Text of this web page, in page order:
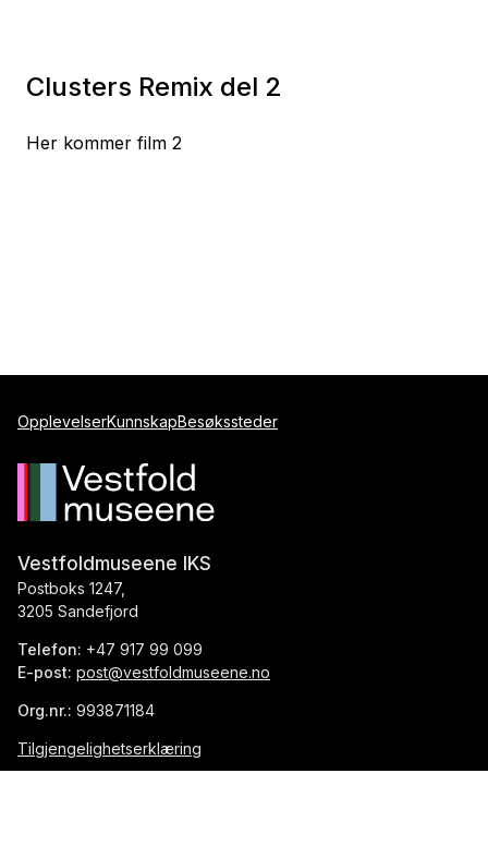
Clusters Remix del 2
Her kommer film 2
OpplevelserKunnskapBesøkssteder
Vestfoldmuseene IKS
Postboks 1247,
3205 Sandefjord
Telefon: +47 917 99 099
E-post: post@vestfoldmuseene.no
Org.nr.: 993871184
Tilgjengelighetserklæring